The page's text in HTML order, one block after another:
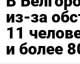
из-за
11
и более